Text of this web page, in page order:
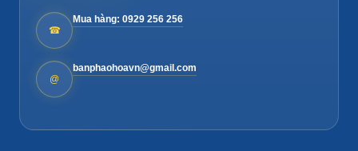
☎
Mua hàng: 0929 256 256
@
banphaohoavn@gmail.com